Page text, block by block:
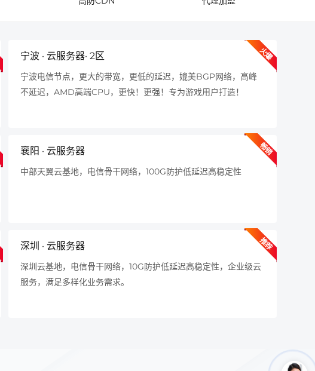
火爆
宁波 · 云服务器· 2区
宁波电信节点，更大的带宽，更低的延迟，媲美BGP网络，高峰
不延迟，AMD高端CPU，更快！更强！专为游戏用户打造！
畅销
襄阳 · 云服务器
中部天翼云基地，电信骨干网络，100G防护低延迟高稳定性
推荐
深圳 · 云服务器
深圳云基地，电信骨干网络，10G防护低延迟高稳定性，企业级云
服务，满足多样化业务需求。